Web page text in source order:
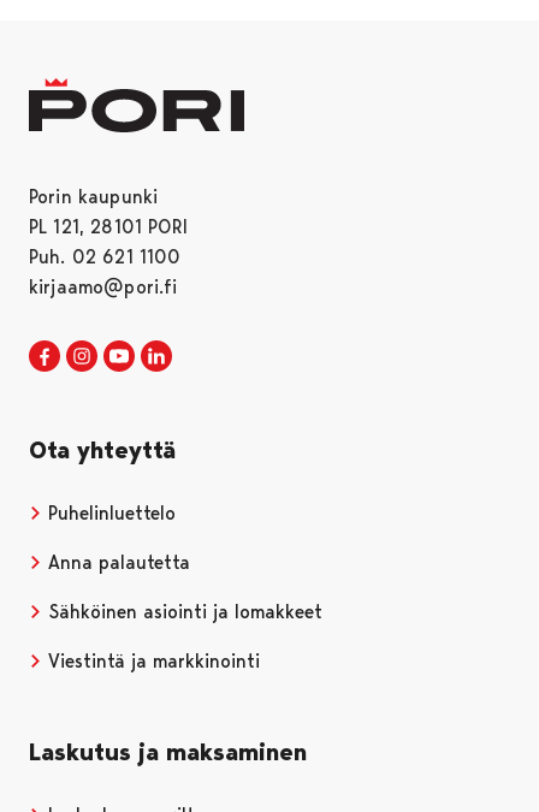
Porin kaupunki
PL 121, 28101 PORI
Puh. 02 621 1100
kirjaamo@pori.fi
Porin kaupunki Facebookissa
Avautuu uudessa välilehdessä
Porin kaupunki Instagramissa
Avautuu uudessa välilehdessä
Porin kaupunki Youtubessa
Avautuu uudessa välilehdessä
Ota yhteyttä
Puhelinluettelo
Anna palautetta
Sähköinen asiointi ja lomakkeet
Viestintä ja markkinointi
Laskutus ja maksaminen